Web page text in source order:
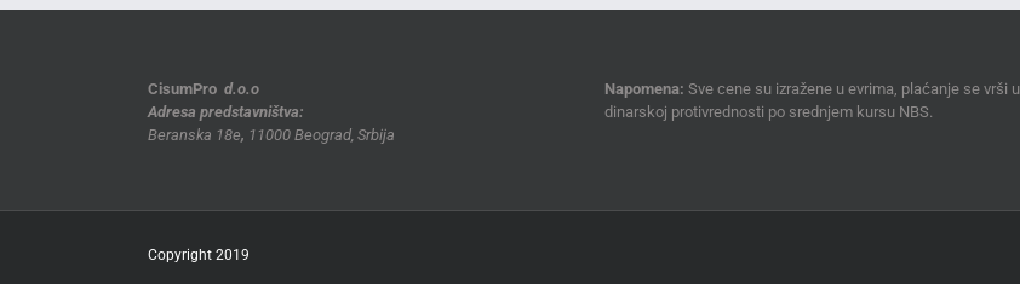
CisumPro d.o.o
Adresa predstavništva:
Beranska 18e, 11000 Beograd, Srbija
Napomena: Sve cene su izražene u evrima, plaćanje se vrši u
dinarskoj protivrednosti po srednjem kursu NBS.
Copyright 2019